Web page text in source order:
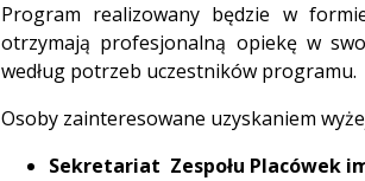
Program realizowany będzie w
otrzymają profesjonalną opiekę w
według potrzeb uczestników programu.
Osoby zainteresowane uzyskaniem
Sekretariat Zespołu Placówek